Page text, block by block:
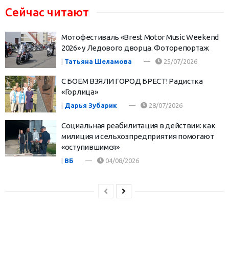
Сейчас читают
Мотофестиваль «Brest Motor Music Weekend
2026» у Ледового дворца. Фоторепортаж
| Татьяна Шеламова 25/07/2026
С БОЕМ ВЗЯЛИ ГОРОД БРЕСТ! Радистка
«Горлица»
Дарья Зубарик 28/07/2026
Социальная реабилитация в действии: как
милиция и сельхозпредприятия помогают
«оступившимся»
| ВБ 04/08/2026